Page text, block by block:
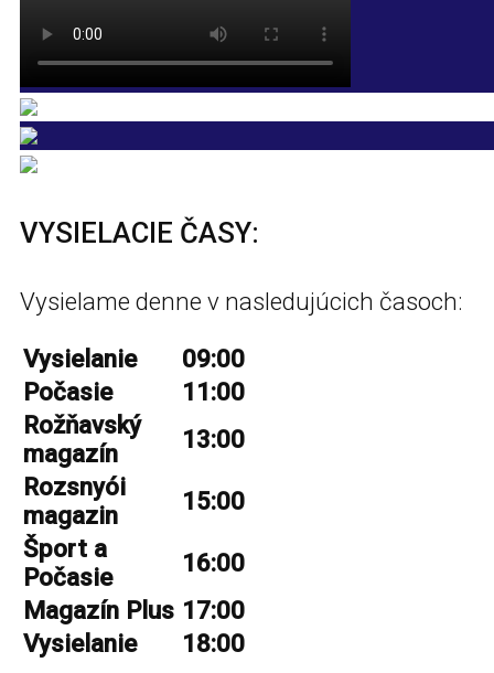
VYSIELACIE ČASY:
Vysielame denne v nasledujúcich časoch:
Vysielanie
09:00
Počasie
11:00
Rožňavský
magazín
13:00
Rozsnyói
magazin
15:00
Šport a
Počasie
16:00
Magazín Plus 17:00
Vysielanie
18:00